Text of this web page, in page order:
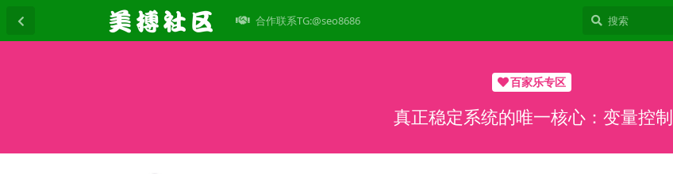
合作联系TG:@seo8686
百家乐专区
真正稳定系统的唯一核心：变量控制